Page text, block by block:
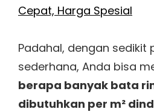
Cepat, Harga Spesial
Padahal, dengan sedikit
sederhana, Anda bisa
berapa banyak bata
dibutuhkan per m²